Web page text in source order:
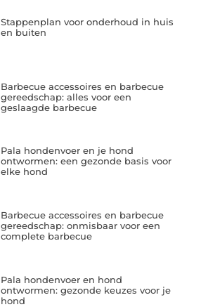
Stappenplan voor onderhoud in huis
en buiten
Barbecue accessoires en barbecue
gereedschap: alles voor een
geslaagde barbecue
Pala hondenvoer en je hond
ontwormen: een gezonde basis voor
elke hond
Barbecue accessoires en barbecue
gereedschap: onmisbaar voor een
complete barbecue
Pala hondenvoer en hond
ontwormen: gezonde keuzes voor je
hond